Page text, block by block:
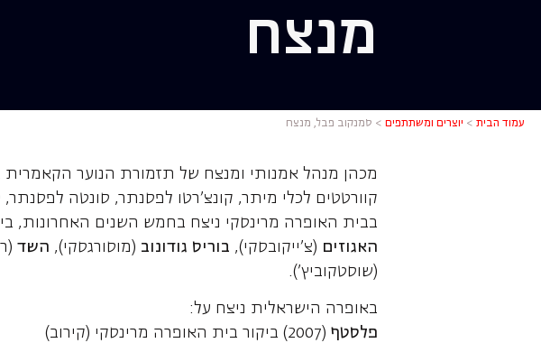
סמנקוב פבל,
מנצח
עמוד הבית > יוצרים ומשתתפים > סמנקוב פבל, מנצח
קוורטטים לכלי מיתר, קונצ'רטו לפסנתר, סונטה לפסנתר,
בבית האופרה מרינסקי ניצח בחמש השנים האחרונות,
האגוזים (צ'ייקובסקי), בוריס גודונוב (מוסורגסקי), השד
(שוסטקוביץ').
באופרה הישראלית ניצח על:
פלסטף (2007) ביקור בית האופרה מרינסקי (קירוב)